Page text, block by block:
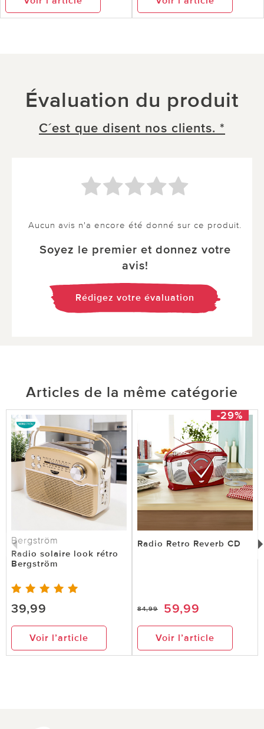
Évaluation du produit
C´est que disent nos clients. *
Aucun avis n'a encore été donné sur ce produit.
Soyez le premier et donnez votre
avis!
Rédigez votre évaluation
Articles de la même catégorie
Bergström
Radio solaire look rétro
Bergström
39,99
Voir l’article
-29%
Radio Retro Reverb CD
84,99 59,99
Voir l’article